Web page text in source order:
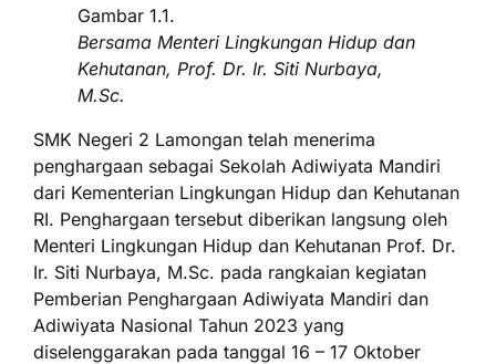
Gambar 1.1.
Bersama Menteri Lingkungan Hidup dan
Kehutanan, Prof. Dr. Ir. Siti Nurbaya,
M.Sc.
SMK Negeri 2 Lamongan telah menerima
penghargaan sebagai Sekolah Adiwiyata Mandiri
dari Kementerian Lingkungan Hidup dan Kehutanan
RI. Penghargaan tersebut diberikan langsung oleh
Menteri Lingkungan Hidup dan Kehutanan Prof. Dr.
Ir. Siti Nurbaya, M.Sc. pada rangkaian kegiatan
Pemberian Penghargaan Adiwiyata Mandiri dan
Adiwiyata Nasional Tahun 2023 yang
diselenggarakan pada tanggal 16 – 17 Oktober